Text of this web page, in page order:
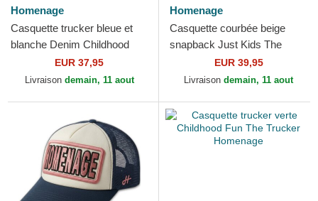
Homenage
Casquette trucker bleue et
blanche Denim Childhood
Fun The Trucker Homenage
EUR 37,95
Livraison demain, 11 aout
Homenage
Casquette courbée beige
snapback Just Kids The
Retro Homenage
EUR 39,95
Livraison demain, 11 aout